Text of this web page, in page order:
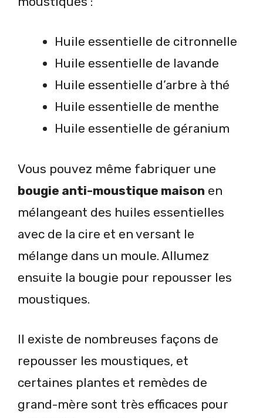
Huile essentielle de citronnelle
Huile essentielle de lavande
Huile essentielle d’arbre à thé
Huile essentielle de menthe
Huile essentielle de géranium
Vous pouvez même fabriquer une
bougie anti-moustique maison en
mélangeant des huiles essentielles
avec de la cire et en versant le
mélange dans un moule. Allumez
ensuite la bougie pour repousser les
moustiques.
Il existe de nombreuses façons de
repousser les moustiques, et
certaines plantes et remèdes de
grand-mère sont très efficaces pour